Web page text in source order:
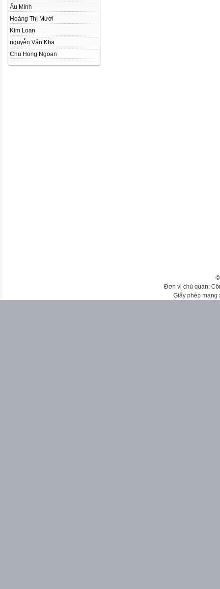
Âu Minh
Hoàng Thị Mười
Kim Loan
nguyễn Văn Kha
Chu Hong Ngoan
Đơn vị chủ quản:
Giấy phép mạng